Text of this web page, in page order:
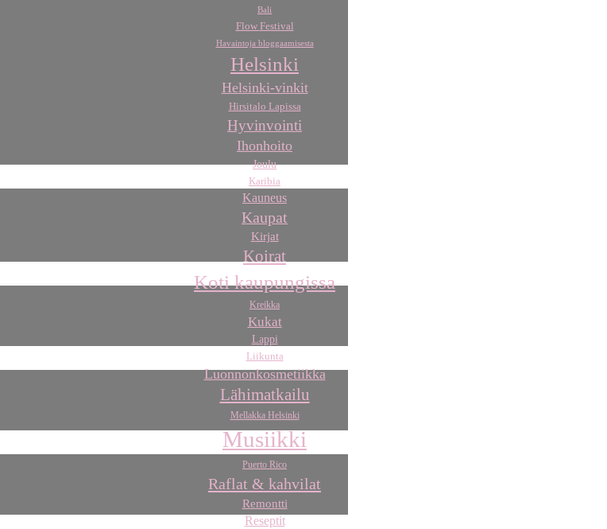
Bali
Flow Festival
Havaintoja bloggaamisesta
Helsinki
Helsinki-vinkit
Hirsitalo Lapissa
Hyvinvointi
Ihonhoito
Joulu
Karibia
Kauneus
Kaupat
Kirjat
Koirat
Koti kaupungissa
Kreikka
Kukat
Lappi
Liikunta
Luonnonkosmetiikka
Lähimatkailu
Mellakka Helsinki
Musiikki
Puerto Rico
Raflat & kahvilat
Remontti
Reseptit